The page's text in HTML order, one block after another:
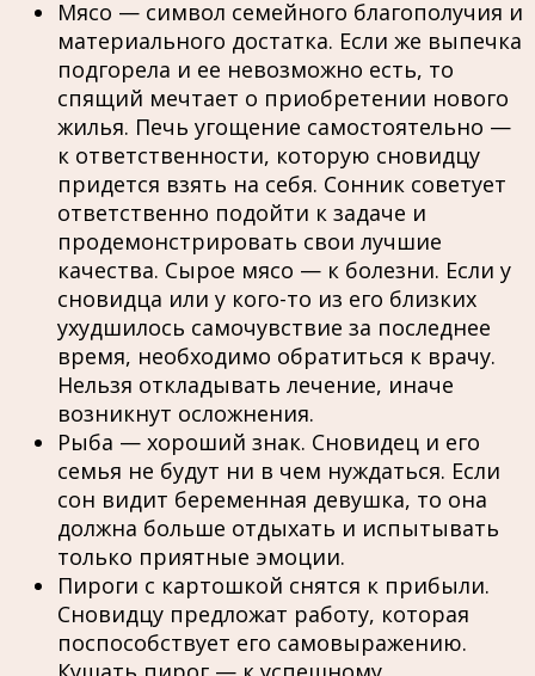
Мясо — символ семейного благополучия и
материального достатка. Если же выпечка
подгорела и ее невозможно есть, то
спящий мечтает о приобретении нового
жилья. Печь угощение самостоятельно —
к ответственности, которую сновидцу
придется взять на себя. Сонник советует
ответственно подойти к задаче и
продемонстрировать свои лучшие
качества. Сырое мясо — к болезни. Если у
сновидца или у кого-то из его близких
ухудшилось самочувствие за последнее
время, необходимо обратиться к врачу.
Нельзя откладывать лечение, иначе
возникнут осложнения.
Рыба — хороший знак. Сновидец и его
семья не будут ни в чем нуждаться. Если
сон видит беременная девушка, то она
должна больше отдыхать и испытывать
только приятные эмоции.
Пироги с картошкой снятся к прибыли.
Сновидцу предложат работу, которая
поспособствует его самовыражению.